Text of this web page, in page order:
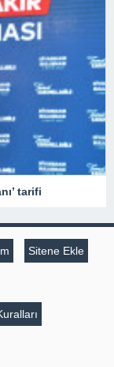
tarifi
Sitene Ekle